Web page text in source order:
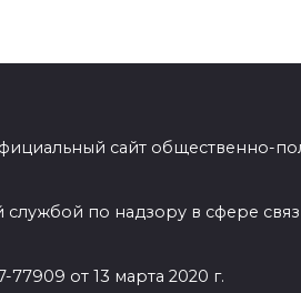
сайт общественно-
по надзору в сфере
от 13 марта 2020 г.